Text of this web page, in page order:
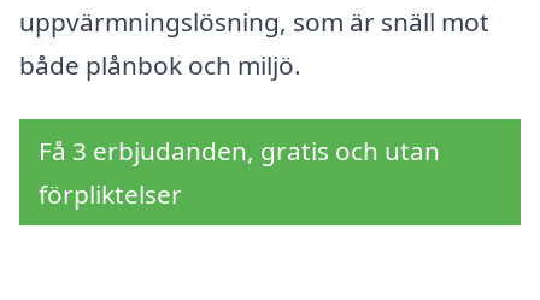
uppvärmningslösning, som är snäll mot
både plånbok och miljö.
Få 3 erbjudanden, gratis och utan
förpliktelser